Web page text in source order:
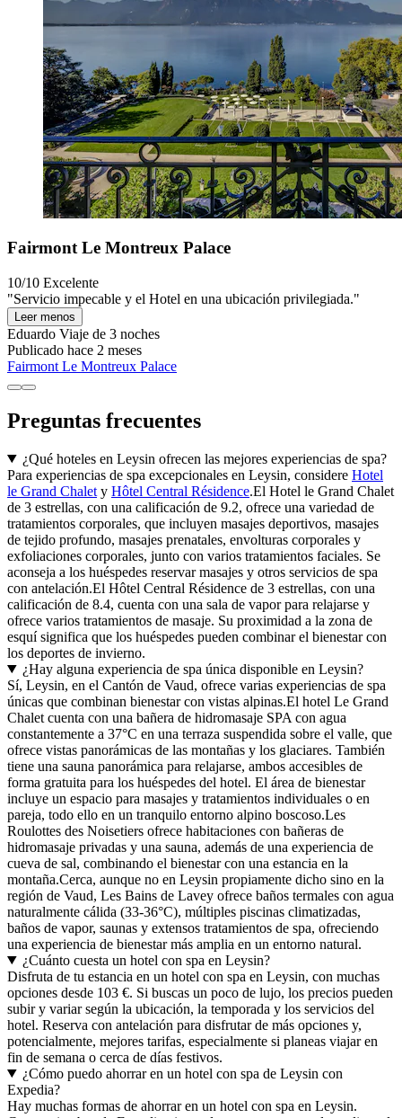
Fairmont Le Montreux Palace
10/10 Excelente
"Servicio impecable y el Hotel en una ubicación privilegiada."
Leer menos
Eduardo Viaje de 3 noches
Publicado hace 2 meses
Fairmont Le Montreux Palace
Preguntas frecuentes
¿Qué hoteles en Leysin ofrecen las mejores experiencias de spa?
Para experiencias de spa excepcionales en Leysin, considere Hotel
le Grand Chalet y Hôtel Central Résidence.El Hotel le Grand Chalet
de 3 estrellas, con una calificación de 9.2, ofrece una variedad de
tratamientos corporales, que incluyen masajes deportivos, masajes
de tejido profundo, masajes prenatales, envolturas corporales y
exfoliaciones corporales, junto con varios tratamientos faciales. Se
aconseja a los huéspedes reservar masajes y otros servicios de spa
con antelación.El Hôtel Central Résidence de 3 estrellas, con una
calificación de 8.4, cuenta con una sala de vapor para relajarse y
ofrece varios tratamientos de masaje. Su proximidad a la zona de
esquí significa que los huéspedes pueden combinar el bienestar con
los deportes de invierno.
¿Hay alguna experiencia de spa única disponible en Leysin?
Sí, Leysin, en el Cantón de Vaud, ofrece varias experiencias de spa
únicas que combinan bienestar con vistas alpinas.El hotel Le Grand
Chalet cuenta con una bañera de hidromasaje SPA con agua
constantemente a 37°C en una terraza suspendida sobre el valle, que
ofrece vistas panorámicas de las montañas y los glaciares. También
tiene una sauna panorámica para relajarse, ambos accesibles de
forma gratuita para los huéspedes del hotel. El área de bienestar
incluye un espacio para masajes y tratamientos individuales o en
pareja, todo ello en un tranquilo entorno alpino boscoso.Les
Roulottes des Noisetiers ofrece habitaciones con bañeras de
hidromasaje privadas y una sauna, además de una experiencia de
cueva de sal, combinando el bienestar con una estancia en la
montaña.Cerca, aunque no en Leysin propiamente dicho sino en la
región de Vaud, Les Bains de Lavey ofrece baños termales con agua
naturalmente cálida (33-36°C), múltiples piscinas climatizadas,
baños de vapor, saunas y extensos tratamientos de spa, ofreciendo
una experiencia de bienestar más amplia en un entorno natural.
¿Cuánto cuesta un hotel con spa en Leysin?
Disfruta de tu estancia en un hotel con spa en Leysin, con muchas
opciones desde 103 €. Si buscas un poco de lujo, los precios pueden
subir y variar según la ubicación, la temporada y los servicios del
hotel. Reserva con antelación para disfrutar de más opciones y,
potencialmente, mejores tarifas, especialmente si planeas viajar en
fin de semana o cerca de días festivos.
¿Cómo puedo ahorrar en un hotel con spa de Leysin con
Expedia?
Hay muchas formas de ahorrar en un hotel con spa en Leysin.